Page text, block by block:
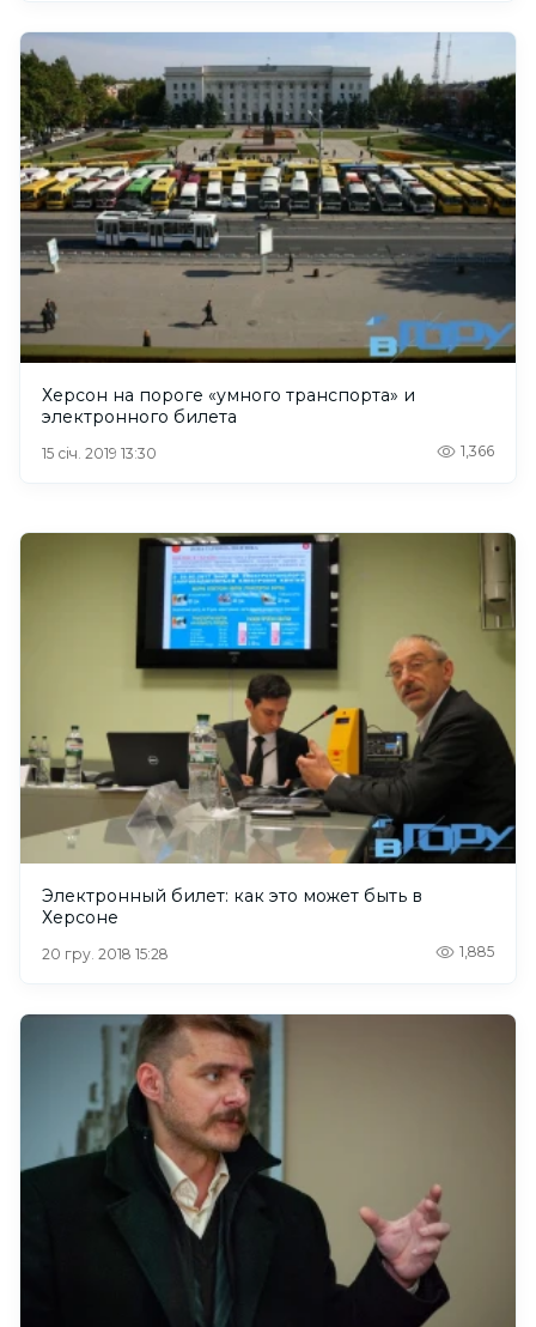
Херсон на пороге «умного транспорта» и
электронного билета
15 січ. 2019 13:30 1,366
Электронный билет: как это может быть в
Херсоне
20 гру. 2018 15:28 1,885